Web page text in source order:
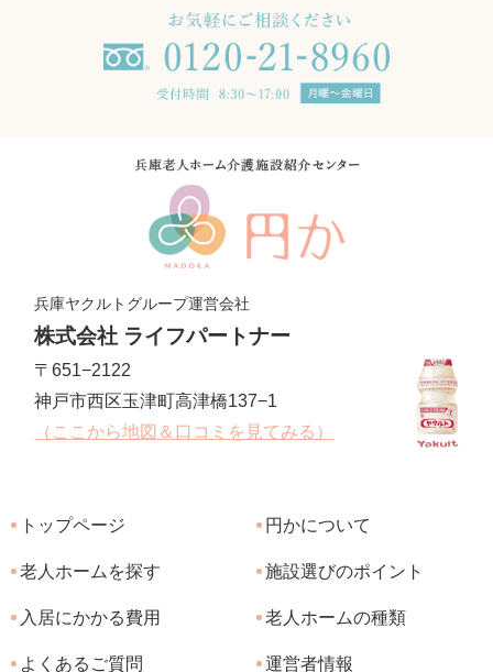
兵庫ヤクルトグループ運営会社
株式会社 ライフパートナー
〒651−2122
神戸市西区玉津町高津橋137−1
（ここから地図＆口コミを見てみる）
トップページ 円かについて
老人ホームを探す 施設選びのポイント
入居にかかる費用 老人ホームの種類
よくあるご質問 運営者情報